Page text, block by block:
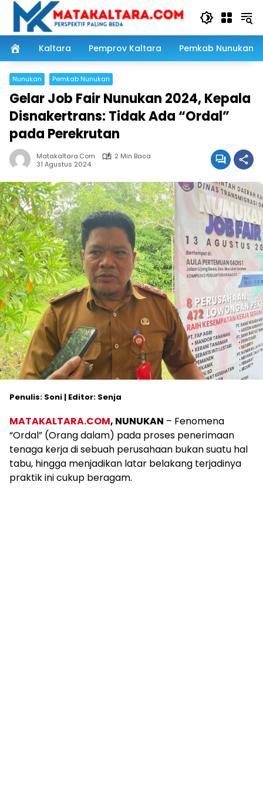
Langsung
konten
Kaltara
Pemprov Kaltara Pemkab Nunukan
Nunukan Pemkab Nunukan
Gelar Job Fair Nunukan 2024, Kepala
Disnakertrans: Tidak Ada “Ordal”
pada Perekrutan
Matakaltara.com
2 Min Baca
31 Agustus 2024
Penulis: Soni | Editor: Senja
MATAKALTARA.COM, NUNUKAN – Fenomena
“Ordal” (Orang dalam) pada proses penerimaan
tenaga kerja di sebuah perusahaan bukan suatu hal
tabu, hingga menjadikan latar belakang terjadinya
praktik ini cukup beragam.